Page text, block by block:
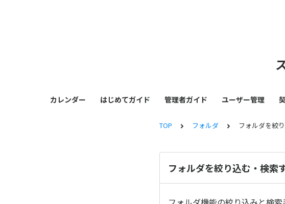
カレンダー はじめてガイド 管理者ガイド ユーザー管理
TOP フォルダ フォルダを絞
フォルダを絞り込む・検索